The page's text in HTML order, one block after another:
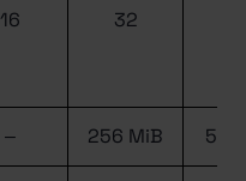
16 32
– 256 MiB 512